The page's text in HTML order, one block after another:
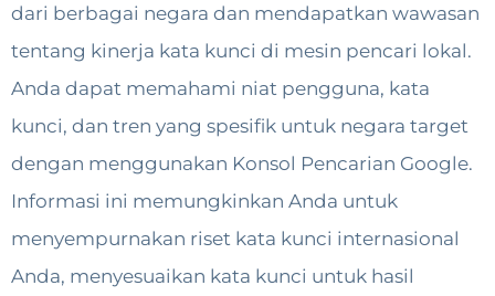
dari berbagai negara dan mendapatkan wawasan
tentang kinerja kata kunci di mesin pencari lokal.
Anda dapat memahami niat pengguna, kata
kunci, dan tren yang spesifik untuk negara target
dengan menggunakan Konsol Pencarian Google.
Informasi ini memungkinkan Anda untuk
menyempurnakan riset kata kunci internasional
Anda, menyesuaikan kata kunci untuk hasil